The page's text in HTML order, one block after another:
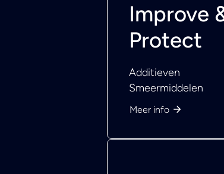
Improve
Protect
Additieven
Smeermiddelen
Meer info